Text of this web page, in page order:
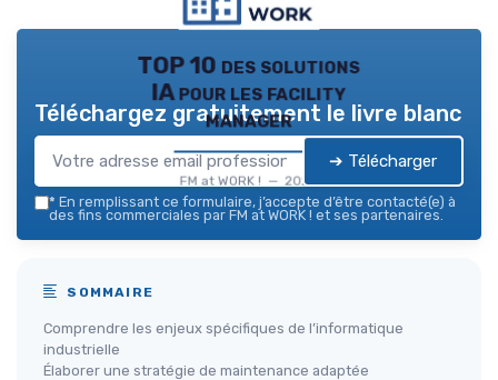
TOP 10 des solutions
IA pour les facility
manager
FM at WORK ! — 2026
Téléchargez gratuitement le livre blanc
➔ Télécharger
* En remplissant ce formulaire, j’accepte d’être contacté(e) à
des fins commerciales par FM at WORK ! et ses partenaires.
SOMMAIRE
Comprendre les enjeux spécifiques de l’informatique
industrielle
Élaborer une stratégie de maintenance adaptée